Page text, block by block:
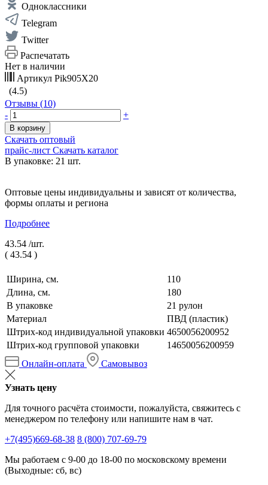
Одноклассники
Telegram
Twitter
Распечатать
Нет в наличии
Артикул Pik905X20
(4.5)
Отзывы (10)
-
+
В корзину
Скачать оптовый
прайс-лист Скачать каталог
В упаковке: 21 шт.
Оптовые цены индивидуальны и зависят от количества,
формы оплаты и региона
Подробнее
43.54 /шт.
( 43.54 )
Ширина, см.
110
Длина, см.
180
В упаковке
21 рулон
Материал
ПВД (пластик)
Штрих-код индивидуальной упаковки 4650056200952
Штрих-код групповой упаковки
14650056200959
Онлайн-оплата
Самовывоз
Узнать цену
Для точного расчёта стоимости, пожалуйста, свяжитесь с
менеджером по телефону или напишите нам в чат.
+7(495)669-68-38 8 (800) 707-69-79
Мы работаем с 9-00 до 18-00 по московскому времени
(Выходные: сб, вс)